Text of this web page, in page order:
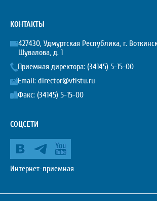
КОНТАКТЫ
427430, Удмуртская Республика, г.
Шувалова, д. 1
Приемная директора: (34145) 5-15-00
Email: director@vfistu.ru
Факс: (34145) 5-15-00
СОЦСЕТИ
Интернет-приемная